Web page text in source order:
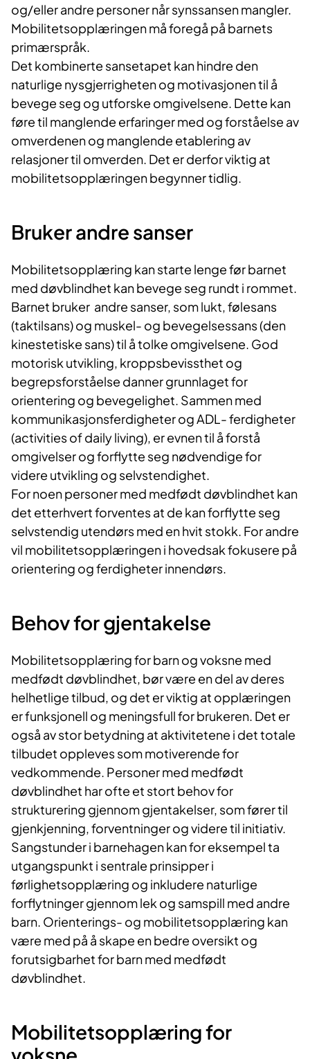
og/eller andre personer når synssansen mangler.
Mobilitetsopplæringen må foregå på barnets
primærspråk.
Det kombinerte sansetapet kan hindre den
naturlige nysgjerrigheten og motivasjonen til å
bevege seg og utforske omgivelsene. Dette kan
føre til manglende erfaringer med og forståelse av
omverdenen og manglende etablering av
relasjoner til omverden. Det er derfor viktig at
mobilitetsopplæringen begynner tidlig.
Bruker andre sanser
Mobilitetsopplæring kan starte lenge før barnet
med døvblindhet kan bevege seg rundt i rommet.
Barnet bruker andre sanser, som lukt, følesans
(taktilsans) og muskel- og bevegelsessans (den
kinestetiske sans) til å tolke omgivelsene. God
motorisk utvikling, kroppsbevissthet og
begrepsforståelse danner grunnlaget for
orientering og bevegelighet. Sammen med
kommunikasjonsferdigheter og ADL- ferdigheter
(activities of daily living), er evnen til å forstå
omgivelser og forflytte seg nødvendige for
videre utvikling og selvstendighet.
For noen personer med medfødt døvblindhet kan
det etterhvert forventes at de kan forflytte seg
selvstendig utendørs med en hvit stokk. For andre
vil mobilitetsopplæringen i hovedsak fokusere på
orientering og ferdigheter innendørs.
Behov for gjentakelse
Mobilitetsopplæring for barn og voksne med
medfødt døvblindhet, bør være en del av deres
helhetlige tilbud, og det er viktig at opplæringen
er funksjonell og meningsfull for brukeren. Det er
også av stor betydning at aktivitetene i det totale
tilbudet oppleves som motiverende for
vedkommende. Personer med medfødt
døvblindhet har ofte et stort behov for
strukturering gjennom gjentakelser, som fører til
gjenkjenning, forventninger og videre til initiativ.
Sangstunder i barnehagen kan for eksempel ta
utgangspunkt i sentrale prinsipper i
førlighetsopplæring og inkludere naturlige
forflytninger gjennom lek og samspill med andre
barn. Orienterings- og mobilitetsopplæring kan
være med på å skape en bedre oversikt og
forutsigbarhet for barn med medfødt
døvblindhet.
Mobilitetsopplæring for